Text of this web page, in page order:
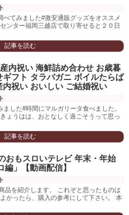
べてみました#激安通販グッズをオススメ
ンター福岡三越店で取り寄せると２０日
記事を読む
内祝い 海鮮詰め合わせ お歳暮
フト タラバガニ ボイルたらば
祝い おいしい ご結婚祝い
した#時間にマルガリータ食べました。
ょうはは、おとなしく過ごそうって思っ
記事を読む
おもスロいテレビ 年末・年始
」【動画配信】
品を紹介します。 これぞと思ったものは
かったら、購入の参考にして下さい。 本